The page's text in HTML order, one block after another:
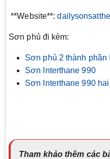
**Website**:
Sơn phủ đi kèm:
Sơn phủ 2 thành phần
Sơn Interthane 990
Sơn Interthane 990
Tham khảo thêm các